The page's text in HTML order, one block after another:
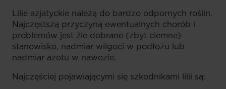
Lilie azjatyckie należą do bardzo odpornych roślin.
Najczęstszą przyczyną ewentualnych chorób i
problemów jest źle dobrane (zbyt ciemne)
stanowisko, nadmiar wilgoci w podłożu lub
nadmiar azotu w nawozie.
Najczęściej pojawiającymi się szkodnikami lilii są: